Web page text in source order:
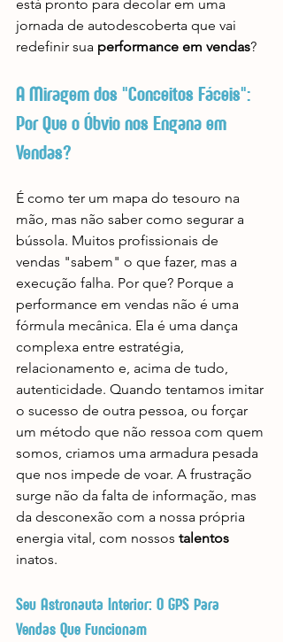
está pronto para decolar em uma
jornada de autodescoberta que vai
redefinir sua performance em vendas?
A Miragem dos "Conceitos Fáceis":
Por Que o Óbvio nos Engana em
Vendas?
É como ter um mapa do tesouro na
mão, mas não saber como segurar a
bússola. Muitos profissionais de
vendas "sabem" o que fazer, mas a
execução falha. Por que? Porque a
performance em vendas não é uma
fórmula mecânica. Ela é uma dança
complexa entre estratégia,
relacionamento e, acima de tudo,
autenticidade. Quando tentamos imitar
o sucesso de outra pessoa, ou forçar
um método que não ressoa com quem
somos, criamos uma armadura pesada
que nos impede de voar. A frustração
surge não da falta de informação, mas
da desconexão com a nossa própria
energia vital, com nossos talentos
inatos.
Seu Astronauta Interior: O GPS Para
Vendas Que Funcionam